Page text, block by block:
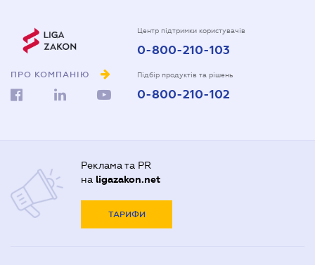
ПРО КОМПАНІЮ
Центр підтримки користувачів
0-800-210-103
Підбір продуктів та рішень
0-800-210-102
Реклама та PR
на ligazakon.net
ТАРИФИ